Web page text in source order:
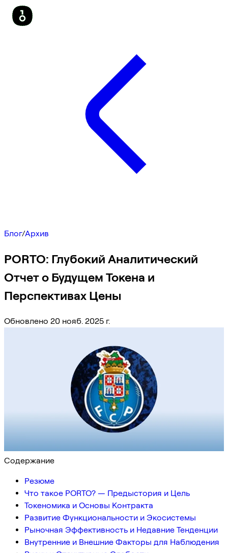
Блог/Архив
PORTO: Глубокий Аналитический
Отчет о Будущем Токена и
Перспективах Цены
Обновлено 20 нояб. 2025 г.
Содержание
Резюме
Что такое PORTO? — Предыстория и Цель
Токеномика и Основы Контракта
Развитие Функциональности и Экосистемы
Рыночная Эффективность и Недавние Тенденции
Внутренние и Внешние Факторы для Наблюдения